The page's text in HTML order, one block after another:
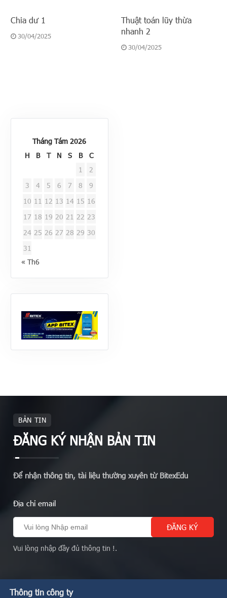
Chia dư 1
30/04/2025
Thuật toán lũy thừa
nhanh 2
30/04/2025
Tháng Tám 2026
H
B T N S B
C
1
2
3
4 5 6 7 8
9
10 11 12 13 14 15 16
17 18 19 20 21 22 23
24 25 26 27 28 29 30
31
« Th6
BẢN TIN
ĐĂNG KÝ NHẬN BẢN TIN
Để nhận thông tin, tài liệu thường xuyên từ BitexEdu
Địa chỉ email
Vui lòng nhập đầy đủ thông tin !.
Thông tin công ty